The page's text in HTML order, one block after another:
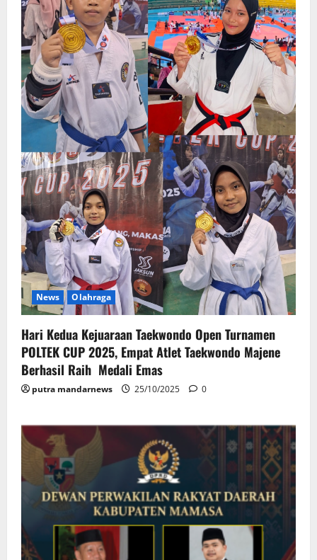
News Olahraga
Hari Kedua Kejuaraan Taekwondo Open Turnamen
POLTEK CUP 2025, Empat Atlet Taekwondo Majene
Berhasil Raih Medali Emas
putra mandarnews 25/10/2025 0